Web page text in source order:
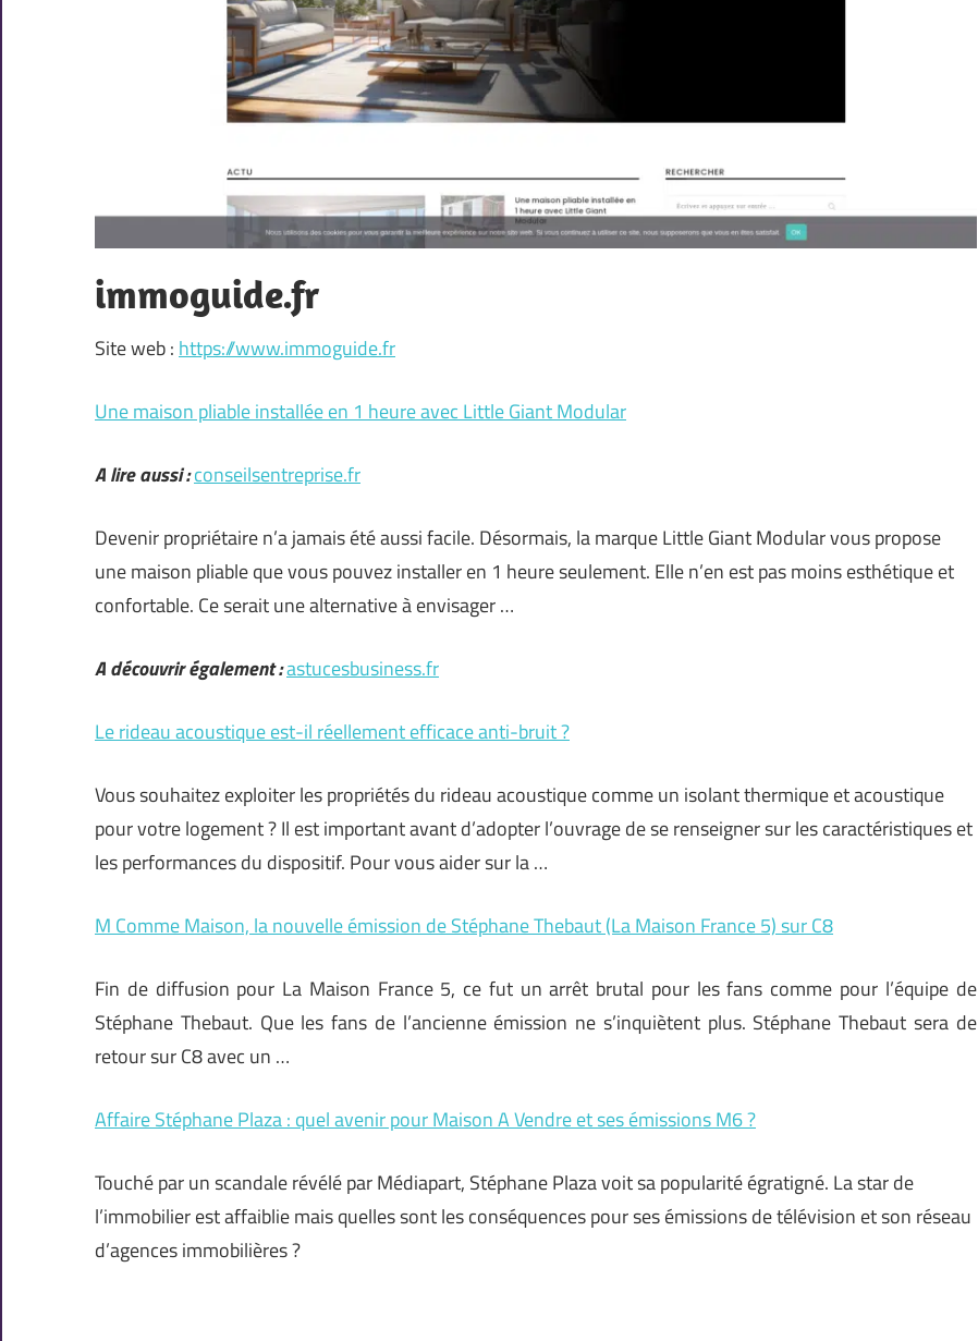
immoguide.fr
Site web : https://www.immoguide.fr
Une maison pliable installée en 1 heure avec Little Giant Modular
A lire aussi :conseilsentreprise.fr
Devenir propriétaire n’a jamais été aussi facile. Désormais, la marque Little Giant Modular vous propose
une maison pliable que vous pouvez installer en 1 heure seulement. Elle n’en est pas moins esthétique et
confortable. Ce serait une alternative à envisager …
A découvrir également :astucesbusiness.fr
Le rideau acoustique est-il réellement efficace anti-bruit ?
Vous souhaitez exploiter les propriétés du rideau acoustique comme un isolant thermique et acoustique
pour votre logement ? Il est important avant d’adopter l’ouvrage de se renseigner sur les caractéristiques et
les performances du dispositif. Pour vous aider sur la …
M Comme Maison, la nouvelle émission de Stéphane Thebaut (La Maison France 5) sur C8
Fin de diffusion pour La Maison France 5, ce fut un arrêt brutal pour les fans comme pour l’équipe de
Stéphane Thebaut. Que les fans de l’ancienne émission ne s’inquiètent plus. Stéphane Thebaut sera de
retour sur C8 avec un …
Affaire Stéphane Plaza : quel avenir pour Maison A Vendre et ses émissions M6 ?
Touché par un scandale révélé par Médiapart, Stéphane Plaza voit sa popularité égratigné. La star de
l’immobilier est affaiblie mais quelles sont les conséquences pour ses émissions de télévision et son réseau
d’agences immobilières ?